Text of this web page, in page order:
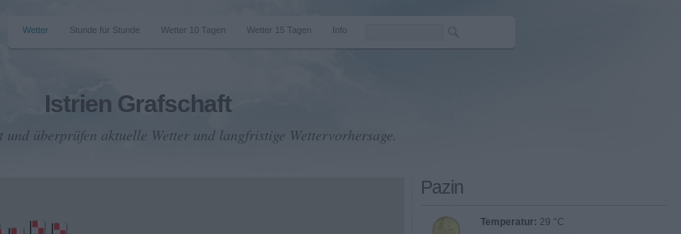
Wetter Stunde für Stunde Wetter 10 Tagen Wetter 15 Tagen Info
Istrien Grafschaft
und überprüfen aktuelle Wetter und langfristige Wettervorhersage.
Pazin
Temperatur: 29 °C